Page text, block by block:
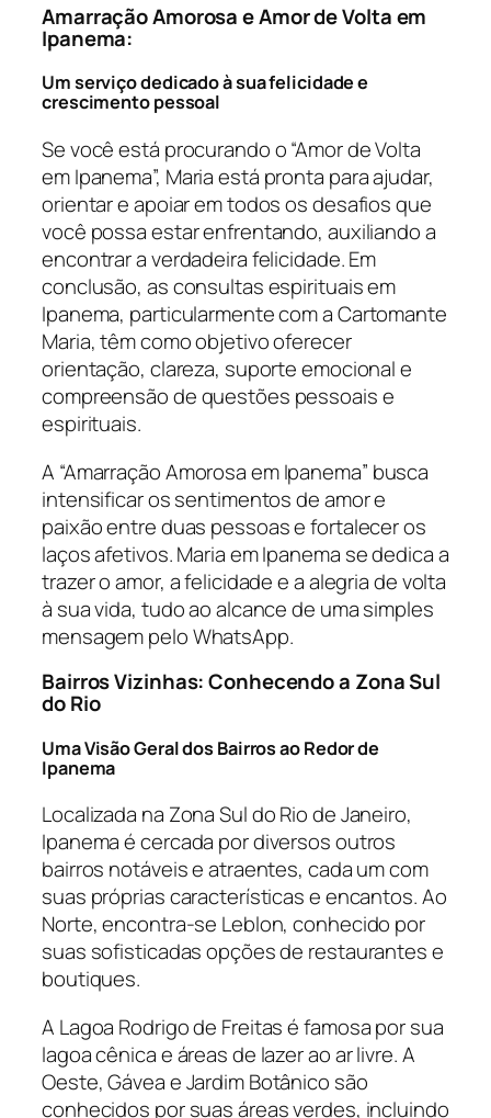
Amarração Amorosa e Amor de Volta em
Ipanema:
Um serviço dedicado à sua felicidade e
crescimento pessoal
Se você está procurando o “Amor de Volta
em Ipanema”, Maria está pronta para ajudar,
orientar e apoiar em todos os desafios que
você possa estar enfrentando, auxiliando a
encontrar a verdadeira felicidade. Em
conclusão, as consultas espirituais em
Ipanema, particularmente com a Cartomante
Maria, têm como objetivo oferecer
orientação, clareza, suporte emocional e
compreensão de questões pessoais e
espirituais.
A “Amarração Amorosa em Ipanema” busca
intensificar os sentimentos de amor e
paixão entre duas pessoas e fortalecer os
laços afetivos. Maria em Ipanema se dedica a
trazer o amor, a felicidade e a alegria de volta
à sua vida, tudo ao alcance de uma simples
mensagem pelo WhatsApp.
Bairros Vizinhas: Conhecendo a Zona Sul
do Rio
Uma Visão Geral dos Bairros ao Redor de
Ipanema
Localizada na Zona Sul do Rio de Janeiro,
Ipanema é cercada por diversos outros
bairros notáveis e atraentes, cada um com
suas próprias características e encantos. Ao
Norte, encontra-se Leblon, conhecido por
suas sofisticadas opções de restaurantes e
boutiques.
A Lagoa Rodrigo de Freitas é famosa por sua
lagoa cênica e áreas de lazer ao ar livre. A
Oeste, Gávea e Jardim Botânico são
conhecidos por suas áreas verdes, incluindo